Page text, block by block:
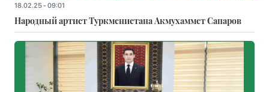
18.02.25 - 09:01
Народный артист Туркменистана Акмухаммет Сапаров